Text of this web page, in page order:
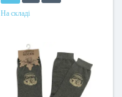
На складі